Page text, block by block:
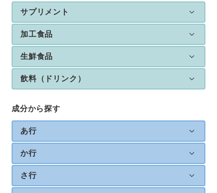
サプリメント
加工食品
生鮮食品
飲料（ドリンク）
成分から探す
あ行
か行
さ行